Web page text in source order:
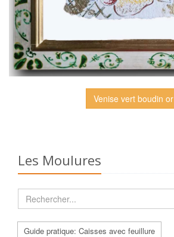
Venise vert boudin or
Les Moulures
Guide pratique: Caisses avec feuillure